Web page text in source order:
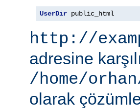
UserDir public_html
http://
adresine
/home/
olarak